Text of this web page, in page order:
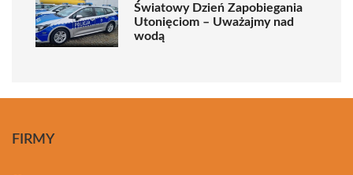
Światowy Dzień Zapobiegania
Utonięciom – Uważajmy nad
wodą
FIRMY